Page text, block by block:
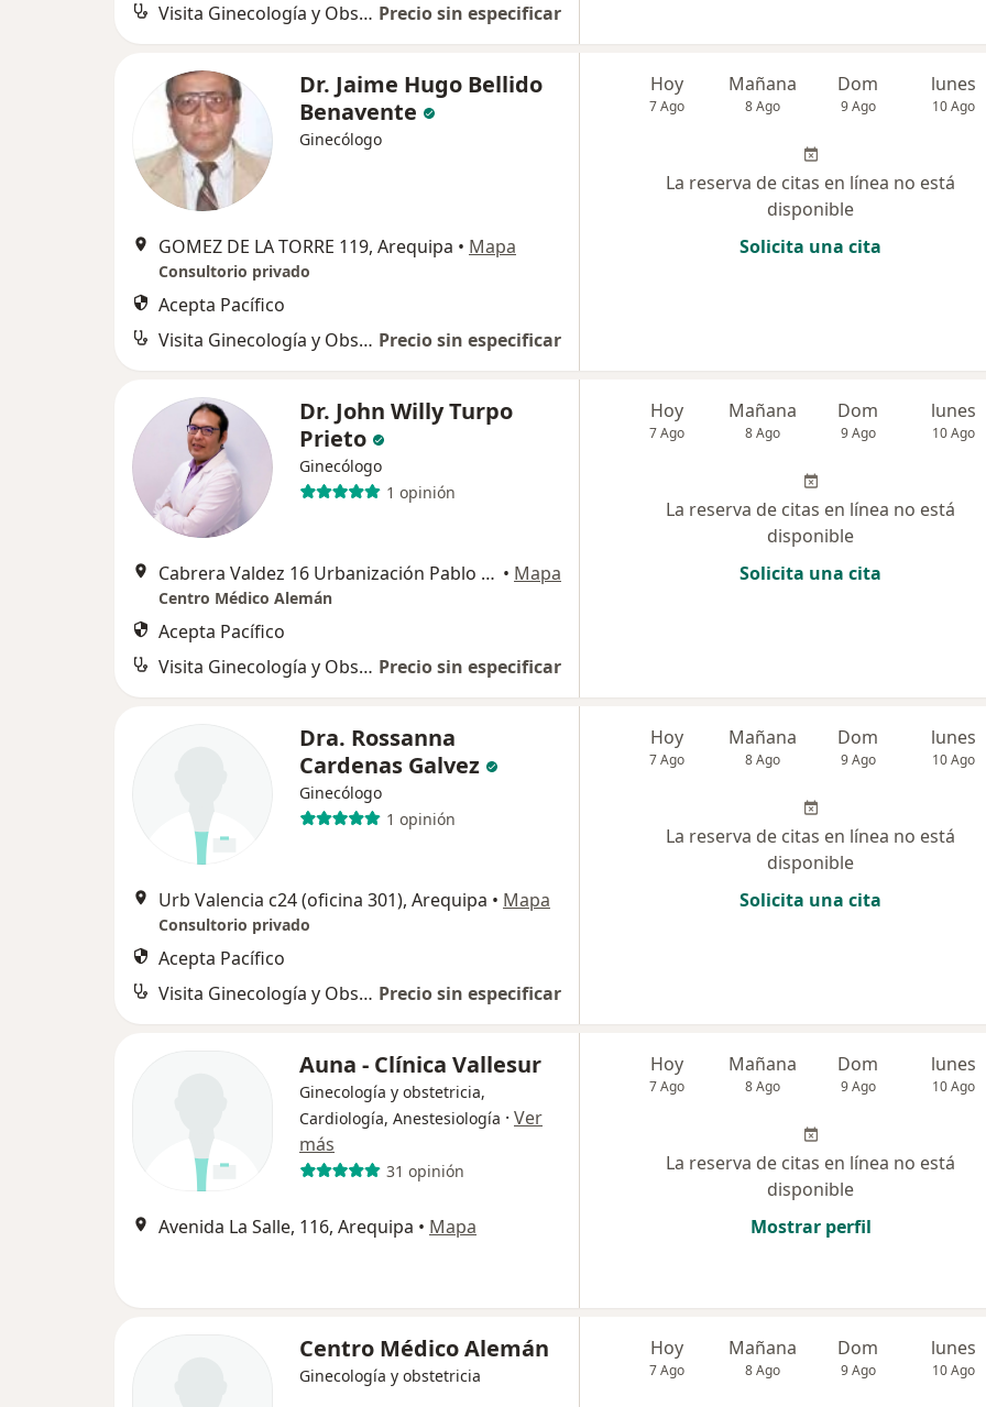
Visita Ginecología y Obstetricia Precio sin especificar
Dr. Jaime Hugo Bellido
Benavente
Ginecólogo
GOMEZ DE LA TORRE 119, Arequipa • Mapa
Consultorio privado
Acepta Pacífico
Visita Ginecología y Obstetricia Precio sin especificar
Hoy
7 Ago
Mañana
8 Ago
Dom
9 Ago
lunes
10 Ago
La reserva de citas en línea no está
disponible
Solicita una cita
Dr. John Willy Turpo
Prieto
Ginecólogo
1 opinión
Cabrera Valdez 16 Urbanización Pablo VI, Arequipa • Mapa
Centro Médico Alemán
Acepta Pacífico
Visita Ginecología y Obstetricia Precio sin especificar
Hoy
7 Ago
Mañana
8 Ago
Dom
9 Ago
lunes
10 Ago
La reserva de citas en línea no está
disponible
Solicita una cita
Dra. Rossanna
Cardenas Galvez
Ginecólogo
1 opinión
Urb Valencia c24 (oficina 301), Arequipa • Mapa
Consultorio privado
Acepta Pacífico
Visita Ginecología y Obstetricia Precio sin especificar
Hoy
7 Ago
Mañana
8 Ago
Dom
9 Ago
lunes
10 Ago
La reserva de citas en línea no está
disponible
Solicita una cita
Auna - Clínica Vallesur
Ginecología y obstetricia,
Cardiología, Anestesiología · Ver
más
31 opinión
Avenida La Salle, 116, Arequipa • Mapa
Hoy
7 Ago
Mañana
8 Ago
Dom
9 Ago
lunes
10 Ago
La reserva de citas en línea no está
disponible
Mostrar perfil
Centro Médico Alemán
Ginecología y obstetricia
Hoy
7 Ago
Mañana
8 Ago
Dom
9 Ago
lunes
10 Ago